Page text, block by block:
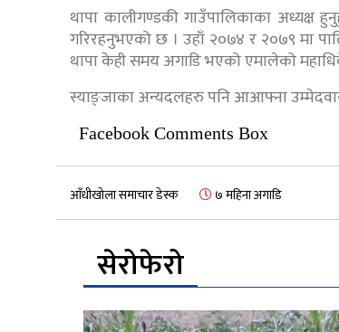
थापा कालीगण्डकी गाउँपालिकाका अध्यक्ष
गरिरहनुभएको छ । उहाँ २०७४ र २०७९ मा
थापा केही समय अगाडि भएको एमालेको
स्याङ्जाका अन्यदलहरु पनि आआफ्ना
Facebook Comments Box
आँधीखोला समाचार डेस्क ७ महिना अगाडि
सेरोफेरो